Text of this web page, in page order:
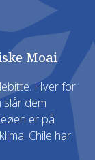
Moai
Hver for
slår dem
er på
Chile har